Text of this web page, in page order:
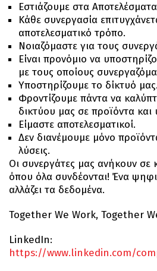
Εστιάζουμε στα
Κάθε συνεργασία
αποτελεσματικό τρόπο.
Νοιαζόμαστε για τους
Είναι προνόμιο να
με τους οποίους
Υποστηρίζουμε το δίκτυό μας.
Φροντίζουμε πάντα να
δικτύου μας σε προϊόντα και
Είμαστε αποτελεσματικοί.
Δεν διανέμουμε μόνο
λύσεις.
Οι συνεργάτες μας ανήκουν σε
όπου όλα συνδέονται! Ένα
αλλάζει τα δεδομένα.
Together We Work, Together
LinkedIn:
https://www.linkedin.com/